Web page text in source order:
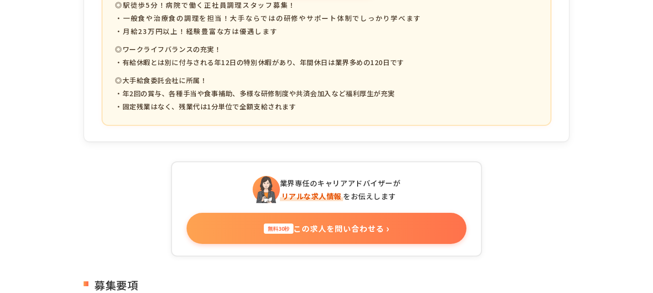
◎駅徒歩5分！病院で働く正社員調理スタッフ募集！
・一般食や治療食の調理を担当！大手ならではの研修やサポート体制でしっかり学べます
・月給23万円以上！経験豊富な方は優遇します
◎ワークライフバランスの充実！
・有給休暇とは別に付与される年12日の特別休暇があり、年間休日は業界多めの120日です
◎大手給食委託会社に所属！
・年2回の賞与、各種手当や食事補助、多様な研修制度や共済会加入など福利厚生が充実
・固定残業はなく、残業代は1分単位で全額支給されます
業界専任のキャリアアドバイザーが
リアルな求人情報をお伝えします
無料30秒 この求人を問い合わせる ›
募集要項